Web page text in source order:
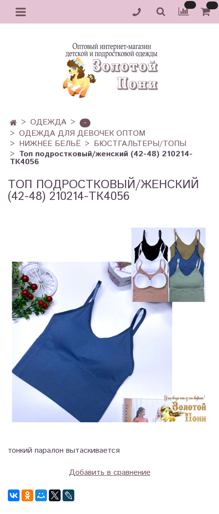
ОДЕЖДА
-
ОДЕЖДА ДЛЯ ДЕВОЧЕК ОПТОМ
НИЖНЕЕ БЕЛЬЁ
БЮСТГАЛЬТЕРЫ/ТОПЫ
Топ подростковый/женский (42-48) 210214-
ТК4056
ТОП ПОДРОСТКОВЫЙ/ЖЕНСКИЙ
(42-48) 210214-ТК4056
тонкий паралон вытаскивается
Добавить в сравнение